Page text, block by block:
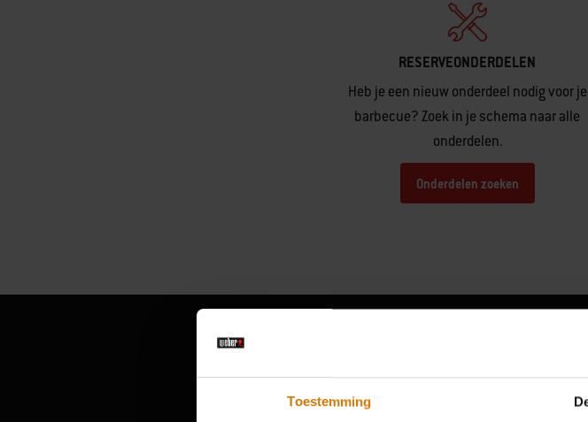
Toestemming
RESERVEONDERDELEN
Heb je een nieuw onderdeel nodig voor je
barbecue? Zoek in je schema naar alle
onderdelen.
Onderdelen zoeken
Wat andere